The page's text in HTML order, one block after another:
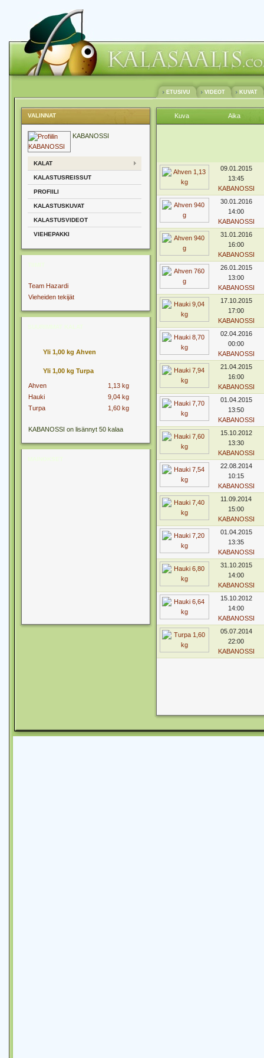
ETUSIVU VIDEOT KUVAT
VALINNAT
KABANOSSI
KALAT
KALASTUSREISSUT
PROFIILI
KALASTUSKUVAT
KALASTUSVIDEOT
VIEHEPAKKI
Team Hazardi
Vieheiden tekijät
Yli 1,00 kg Ahven
Yli 1,00 kg Turpa
Ahven
1,13 kg
Hauki
9,04 kg
Turpa
1,60 kg
KABANOSSI on lisännyt 50 kalaa
Kuva Aika
09.01.2015
13:45
KABANOSSI
30.01.2016
14:00
KABANOSSI
31.01.2016
16:00
KABANOSSI
26.01.2015
13:00
KABANOSSI
17.10.2015
17:00
KABANOSSI
02.04.2016
00:00
KABANOSSI
21.04.2015
16:00
KABANOSSI
01.04.2015
13:50
KABANOSSI
15.10.2012
13:30
KABANOSSI
22.08.2014
10:15
KABANOSSI
11.09.2014
15:00
KABANOSSI
01.04.2015
13:35
KABANOSSI
31.10.2015
14:00
KABANOSSI
15.10.2012
14:00
KABANOSSI
05.07.2014
22:00
KABANOSSI